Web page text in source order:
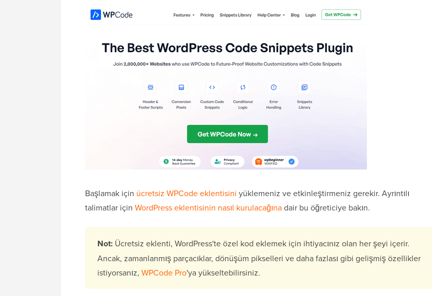
Başlamak için ücretsiz WPCode eklentisini yüklemeniz ve etkinleştirmeniz gerekir. Ayrıntılı
talimatlar için WordPress eklentisinin nasıl kurulacağınadair bu öğreticiye bakın.
Not: Ücretsiz eklenti, WordPress'te özel kod eklemek için ihtiyacınız olan her şeyi içerir.
Ancak, zamanlanmış parçacıklar, dönüşüm pikselleri ve daha fazlası gibi gelişmiş özellikler
istiyorsanız, WPCode Pro'ya yükseltebilirsiniz.